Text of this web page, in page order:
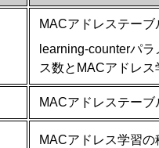
MACアドレステー
learning-counterパ
ス数とMACアドレ
MACアドレステー
MACアドレス学習